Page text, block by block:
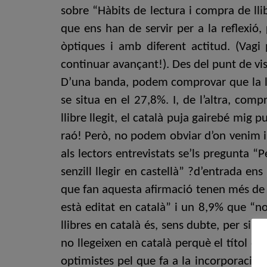
sobre “Hàbits de lectura i compra de
que ens han de servir per a la
òptiques i amb diferent actitud.
continuar avançant!). Des del punt de
D’una banda, podem comprovar que
se situa en el 27,8%. I, de l’altra,
llibre llegit, el català puja gairebé mig
raó! Però, no podem obviar d’on
als lectors entrevistats se’ls pregunta
senzill llegir en castellà” ?d’entrada
que fan aquesta afirmació tenen més
està editat en català” i un 8,9% que
llibres en català és, sens dubte, per si
no llegeixen en català perquè el títol
optimistes pel que fa a la incorporació